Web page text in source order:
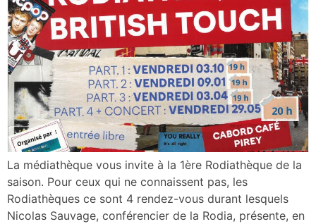
La médiathèque vous invite à la 1ère Rodiathèque de la
saison. Pour ceux qui ne connaissent pas, les
Rodiathèques ce sont 4 rendez-vous durant lesquels
Nicolas Sauvage, conférencier de la Rodia, présente, en